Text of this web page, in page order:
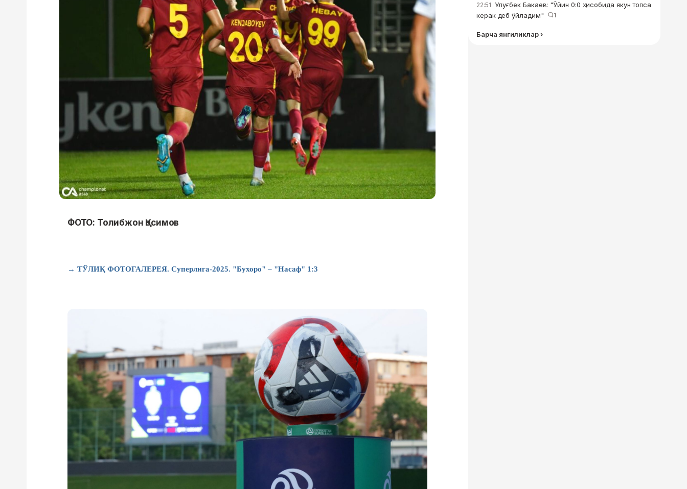
ФОТО: Толибжон Қосимов
→ ТЎЛИҚ ФОТОГАЛЕРЕЯ. Суперлига-2025. "Бухоро" – "Насаф" 1:3
22:51 Улуғбек Бакаев: "Ўйин 0:0 ҳисобида якун топса
керак деб ўйладим"
1
Барча янгиликлар ›